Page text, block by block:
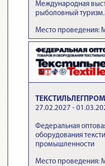
Международная
рыболовный туризм.
Место проведения:
ТЕКСТИЛЬЛЕГПРОМ
27.02.2027 -
Федеральная
оборудования
промышленности
Место проведения: